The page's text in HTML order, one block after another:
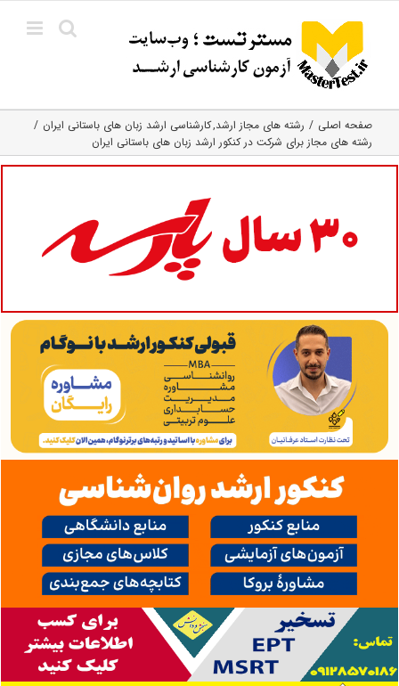
content
صفحه اصلی رشته های مجاز ارشد کارشناسی ارشد زبان‌ های باستانی ایران
رشته های مجاز برای شرکت در کنکور ارشد زبان های باستانی ایران